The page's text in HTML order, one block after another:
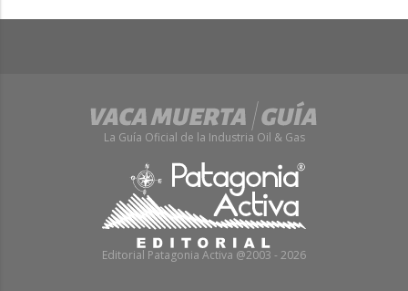
La Guía Oficial de la Industria Oil & Gas
Editorial Patagonia Activa @2003 - 2026